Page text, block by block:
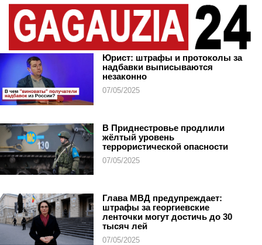
Юрист: штрафы и протоколы за
надбавки выписываются
незаконно
07/05/2025
В Приднестровье продлили
жёлтый уровень
террористической опасности
07/05/2025
Глава МВД предупреждает:
штрафы за георгиевские
ленточки могут достичь до 30
тысяч лей
07/05/2025